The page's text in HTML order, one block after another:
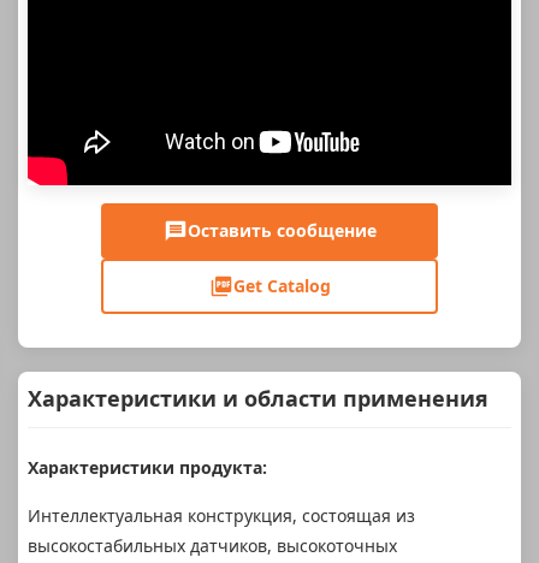
Оставить сообщение
Get Catalog
Характеристики и области применения
Характеристики продукта:
Интеллектуальная конструкция, состоящая из
высокостабильных датчиков, высокоточных